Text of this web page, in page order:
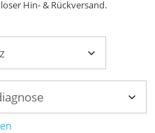
Hin- & Rückversand.